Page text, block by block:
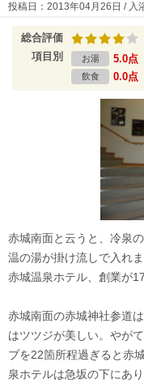
投稿日：2013年04月26日 / 入
総合評価
項目別 お湯 5.0点
飲食 0.0点
赤城南面と云うと、冷泉
温の湯が掛け流しで入れま
赤城温泉ホテル、創業が
赤城南面の赤城神社参道
はツツジが美しい。やが
ブを22箇所程過ぎると赤
泉ホテルは急坂の下にあ